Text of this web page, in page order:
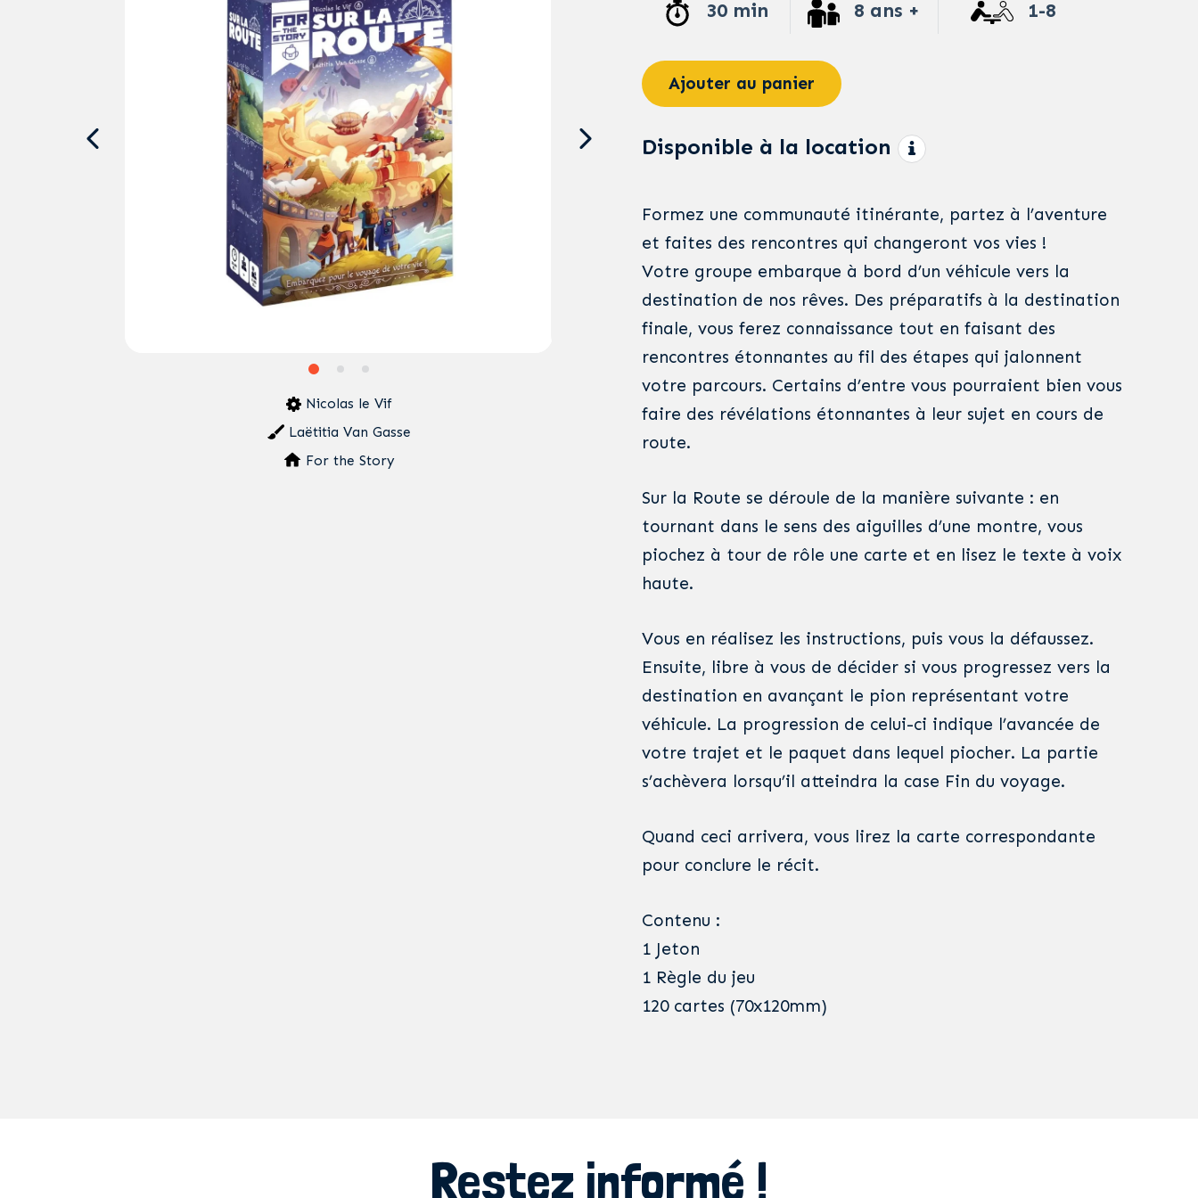
Nicolas le Vif
Laëtitia Van Gasse
For the Story
30 min 8 ans + 1-8
Ajouter au panier
Disponible à la location
Formez une communauté itinérante, partez à l’aventure
et faites des rencontres qui changeront vos vies !
Votre groupe embarque à bord d’un véhicule vers la
destination de nos rêves. Des préparatifs à la destination
finale, vous ferez connaissance tout en faisant des
rencontres étonnantes au fil des étapes qui jalonnent
votre parcours. Certains d’entre vous pourraient bien vous
faire des révélations étonnantes à leur sujet en cours de
route.
Sur la Route se déroule de la manière suivante : en
tournant dans le sens des aiguilles d’une montre, vous
piochez à tour de rôle une carte et en lisez le texte à voix
haute.
Vous en réalisez les instructions, puis vous la défaussez.
Ensuite, libre à vous de décider si vous progressez vers la
destination en avançant le pion représentant votre
véhicule. La progression de celui-ci indique l’avancée de
votre trajet et le paquet dans lequel piocher. La partie
s’achèvera lorsqu’il atteindra la case Fin du voyage.
Quand ceci arrivera, vous lirez la carte correspondante
pour conclure le récit.
Contenu :
1 Jeton
1 Règle du jeu
120 cartes (70x120mm)
Restez informé !